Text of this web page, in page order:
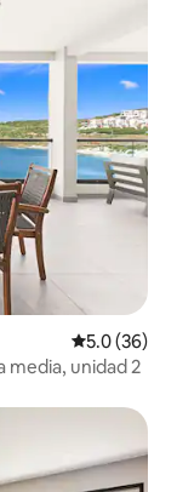
Calificación
5.0 (36)
unidad 2